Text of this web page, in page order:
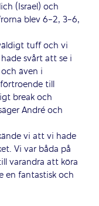
(Israel) och
blev 6-2, 3-6,
tuff och vi
svårt att se i
även i
till
break och
André och
vi att vi hade
Vi var båda på
varandra att köra
en fantastisk och